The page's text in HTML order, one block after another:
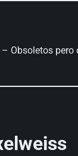
Obsoletos pero